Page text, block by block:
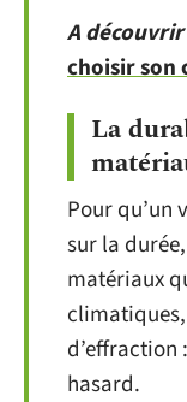
A
choisir son
La
Pour
sur la
matériaux
d’effraction
hasard.